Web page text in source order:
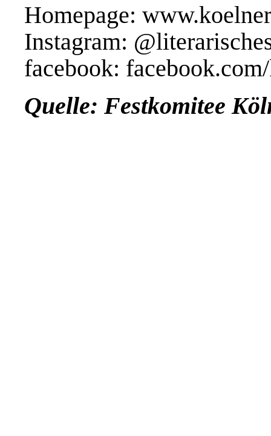
Homepage:
Instagram:
facebook:
Quelle: Festkomitee